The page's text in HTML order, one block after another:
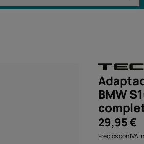
BMW
Precio normal:
29,95 €
Precios con IVA